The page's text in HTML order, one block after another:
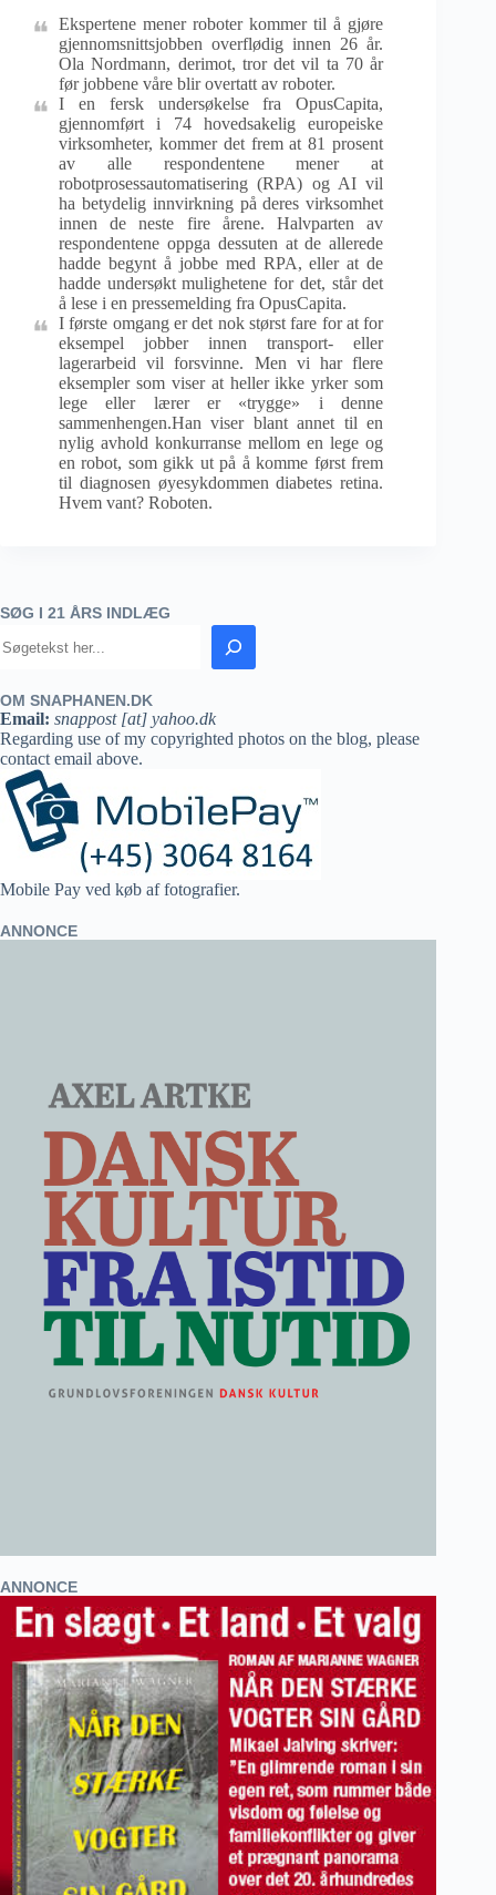
Ekspertene mener roboter kommer til å gjøre
gjennomsnittsjobben overflødig innen 26 år.
Ola Nordmann, derimot, tror det vil ta 70 år
før jobbene våre blir overtatt av roboter.
I en fersk undersøkelse fra OpusCapita,
gjennomført i 74 hovedsakelig europeiske
virksomheter, kommer det frem at 81 prosent
av alle respondentene mener at
robotprosessautomatisering (RPA) og AI vil
ha betydelig innvirkning på deres virksomhet
innen de neste fire årene. Halvparten av
respondentene oppga dessuten at de allerede
hadde begynt å jobbe med RPA, eller at de
hadde undersøkt mulighetene for det, står det
å lese i en pressemelding fra OpusCapita.
I første omgang er det nok størst fare for at for
eksempel jobber innen transport- eller
lagerarbeid vil forsvinne. Men vi har flere
eksempler som viser at heller ikke yrker som
lege eller lærer er «trygge» i denne
sammenhengen.Han viser blant annet til en
nylig avhold konkurranse mellom en lege og
en robot, som gikk ut på å komme først frem
til diagnosen øyesykdommen diabetes retina.
Hvem vant? Roboten.
SØG I 21 ÅRS INDLÆG
OM SNAPHANEN.DK
Email: snappost [at] yahoo.dk
Regarding use of my copyrighted photos on the blog, please
contact email above.
Mobile Pay ved køb af fotografier.
ANNONCE
ANNONCE